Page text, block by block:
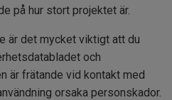
på hur stort projektet är.
är det mycket viktigt att du
och
är frätande vid kontakt med
orsaka personskador.